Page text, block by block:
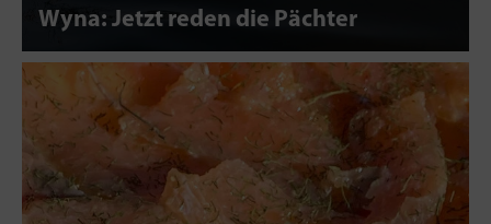
Wyna: Jetzt reden die Pächter